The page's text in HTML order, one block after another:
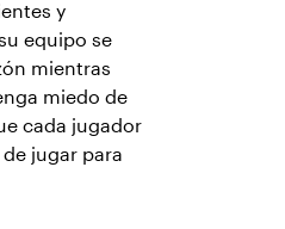
y
equipo se
mientras
miedo de
cada jugador
jugar para